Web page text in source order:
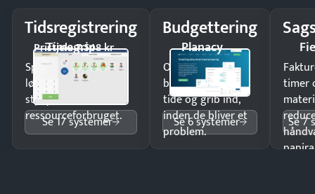
Tidsregistrering
Timegrip
Pristjek: 7.548 kr
Spar tid på
lønberegning og få
styr på
ressourceforbruget.
Se 17 systemer
Budgettering
Planacy
Opdag
budgetafvigelser i
tide og grib ind,
inden de bliver et
problem.
Se 6 systemer
timer
Se 7